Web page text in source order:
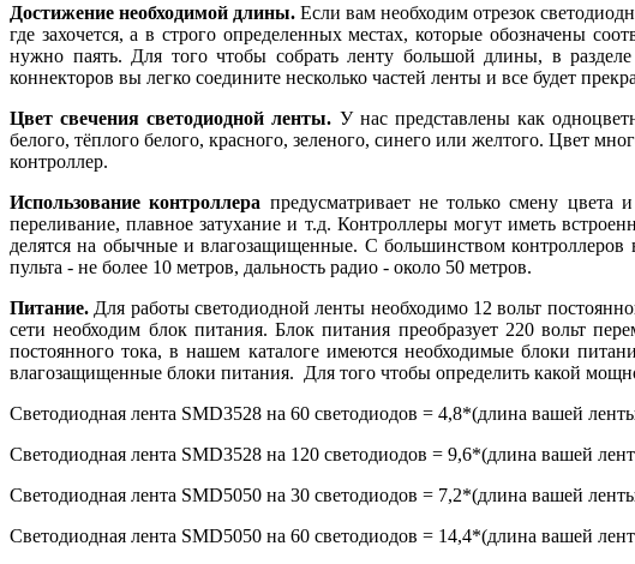
Достижение необходимой длины. Если вам необходим отрезок
где захочется, а в строго определенных местах, которые обозначены
нужно паять. Для того чтобы собрать ленту большой длины, в
коннекторов вы легко соедините несколько частей ленты и все будет
Цвет свечения светодиодной ленты. У нас представлены как
белого, тёплого белого, красного, зеленого, синего или желтого. Цвет
контроллер.
Использование контроллера предусматривает не только смену цвета
переливание, плавное затухание и т.д. Контроллеры могут иметь
делятся на обычные и влагозащищенные. С большинством
пульта - не более 10 метров, дальность радио - около 50 метров.
Питание. Для работы светодиодной ленты необходимо 12 вольт
сети необходим блок питания. Блок питания преобразует 220 вольт
постоянного тока, в нашем каталоге имеются необходимые блоки
влагозащищенные блоки питания. Для того чтобы определить какой
Светодиодная лента SMD3528 на 60 светодиодов = 4,8*(длина вашей
Светодиодная лента SMD3528 на 120 светодиодов = 9,6*(длина вашей
Светодиодная лента SMD5050 на 30 светодиодов = 7,2*(длина вашей
Светодиодная лента SMD5050 на 60 светодиодов = 14,4*(длина вашей